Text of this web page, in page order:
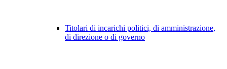
Titolari di incarichi politici, di amministrazione,
di direzione o di governo